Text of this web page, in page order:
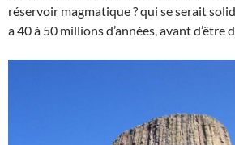
réservoir magmatique ? qui se serait
a 40 à 50 millions d’années, avant d’être